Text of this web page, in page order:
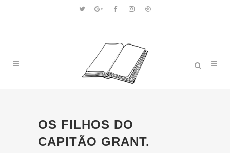
OS FILHOS DO
CAPITÃO GRANT.